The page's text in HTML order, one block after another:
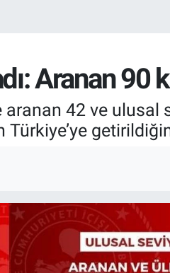
Aranan
aranan 42 ve